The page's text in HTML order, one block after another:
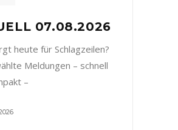
07.08.2026
heute für Schlagzeilen?
Meldungen – schnell
–